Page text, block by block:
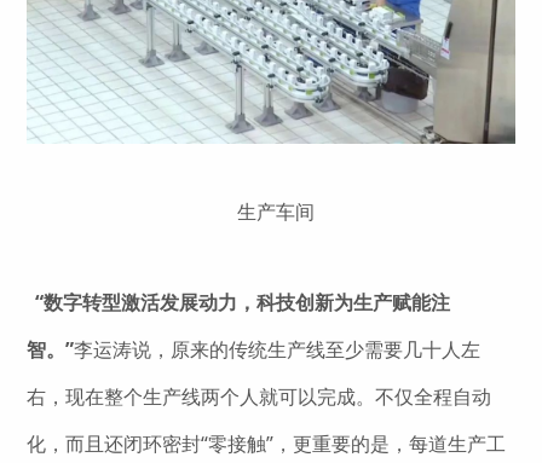
生产车间
“数字转型激活发展动力，科技创新为生产赋能注
智。”李运涛说，原来的传统生产线至少需要几十人左
右，现在整个生产线两个人就可以完成。不仅全程自动
化，而且还闭环密封“零接触”，更重要的是，每道生产工